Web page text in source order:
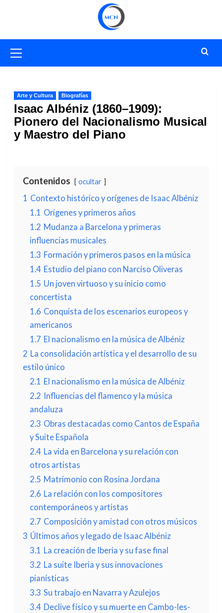
primario
Arte y Cultura Biografías
Isaac Albéniz (1860–1909):
Pionero del Nacionalismo Musical
y Maestro del Piano
Contenidos ocultar
1 Contexto histórico y orígenes de Isaac Albéniz
1.1 Orígenes y primeros años
1.2 Mudanza a Barcelona y primeras
influencias musicales
1.3 Formación y primeros pasos en la música
1.4 Estudio del piano con Narciso Oliveras
1.5 Un joven virtuoso y su inicio como
concertista
1.6 Conquista de los escenarios europeos y
americanos
1.7 El nacionalismo en la música de Albéniz
2 La consolidación artística y el desarrollo de su
estilo único
2.1 El nacionalismo en la música de Albéniz
2.2 Influencias del flamenco y la música
andaluza
2.3 Obras destacadas como Cantos de España
y Suite Española
2.4 La vida en Barcelona y su relación con
otros artistas
2.5 Matrimonio con Rosina Jordana
2.6 La relación con los compositores
contemporáneos y artistas
2.7 Composición y amistad con otros músicos
3 Últimos años y legado de Isaac Albéniz
3.1 La creación de Iberia y su fase final
3.2 La suite Iberia y sus innovaciones
pianísticas
3.3 Su trabajo en Navarra y Azulejos
3.4 Declive físico y su muerte en Cambo-les-